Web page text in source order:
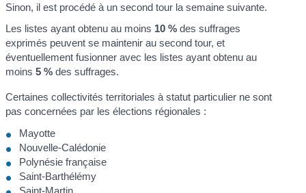
Sinon, il est procédé à un second tour la semaine suivante.
Les listes ayant obtenu au moins 10 % des suffrages
exprimés peuvent se maintenir au second tour, et
éventuellement fusionner avec les listes ayant obtenu au
moins5 % des suffrages.
Certaines collectivités territoriales à statut particulier ne sont
pas concernées par les élections régionales :
Mayotte
Nouvelle-Calédonie
Polynésie française
Saint-Barthélémy
Saint-Martin